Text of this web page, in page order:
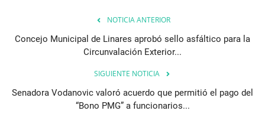
NOTICIA ANTERIOR
Concejo Municipal de Linares aprobó sello asfáltico para la
Circunvalación Exterior...
SIGUIENTE NOTICIA
Senadora Vodanovic valoró acuerdo que permitió el pago del
“Bono PMG” a funcionarios...